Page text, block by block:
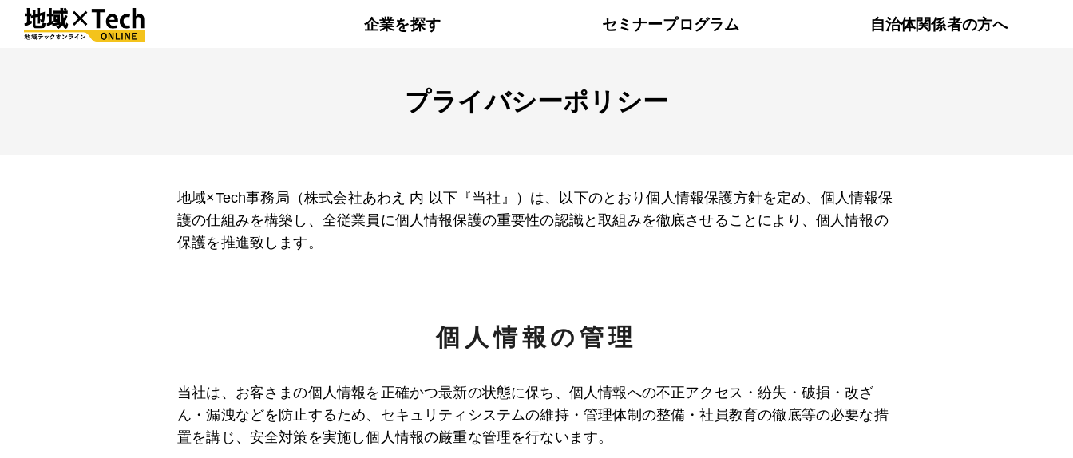
企業を探す セミナープログラム 自治体関係者の方へ
プライバシーポリシー
地域×Tech事務局（株式会社あわえ 内 以下『当社』）は、以下のとおり個人情報保護方針を定め、個人情報保
護の仕組みを構築し、全従業員に個人情報保護の重要性の認識と取組みを徹底させることにより、個人情報の
保護を推進致します。
個人情報の管理
当社は、お客さまの個人情報を正確かつ最新の状態に保ち、個人情報への不正アクセス・紛失・破損・改ざ
ん・漏洩などを防止するため、セキュリティシステムの維持・管理体制の整備・社員教育の徹底等の必要な措
置を講じ、安全対策を実施し個人情報の厳重な管理を行ないます。